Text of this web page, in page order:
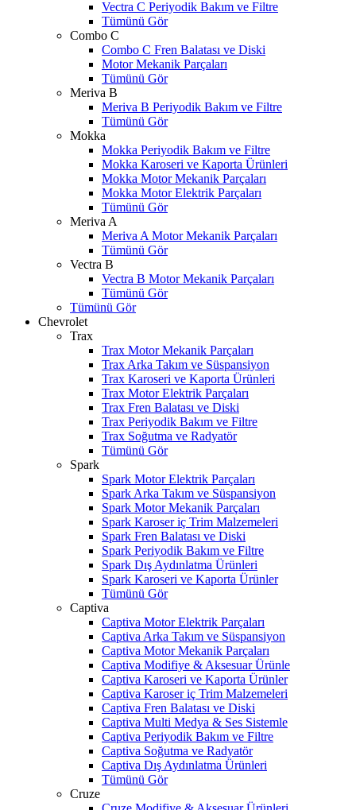
Vectra C Periyodik Bakım ve Filtre
Tümünü Gör
Combo C
Combo C Fren Balatası ve Diski
Motor Mekanik Parçaları
Tümünü Gör
Meriva B
Meriva B Periyodik Bakım ve Filtre
Tümünü Gör
Mokka
Mokka Periyodik Bakım ve Filtre
Mokka Karoseri ve Kaporta Ürünleri
Mokka Motor Mekanik Parçaları
Mokka Motor Elektrik Parçaları
Tümünü Gör
Meriva A
Meriva A Motor Mekanik Parçaları
Tümünü Gör
Vectra B
Vectra B Motor Mekanik Parçaları
Tümünü Gör
Tümünü Gör
Chevrolet
Trax
Trax Motor Mekanik Parçaları
Trax Arka Takım ve Süspansiyon
Trax Karoseri ve Kaporta Ürünleri
Trax Motor Elektrik Parçaları
Trax Fren Balatası ve Diski
Trax Periyodik Bakım ve Filtre
Trax Soğutma ve Radyatör
Tümünü Gör
Spark
Spark Motor Elektrik Parçaları
Spark Arka Takım ve Süspansiyon
Spark Motor Mekanik Parçaları
Spark Karoser iç Trim Malzemeleri
Spark Fren Balatası ve Diski
Spark Periyodik Bakım ve Filtre
Spark Dış Aydınlatma Ürünleri
Spark Karoseri ve Kaporta Ürünler
Tümünü Gör
Captiva
Captiva Motor Elektrik Parçaları
Captiva Arka Takım ve Süspansiyon
Captiva Motor Mekanik Parçaları
Captiva Modifiye & Aksesuar Ürünle
Captiva Karoseri ve Kaporta Ürünler
Captiva Karoser iç Trim Malzemeleri
Captiva Fren Balatası ve Diski
Captiva Multi Medya & Ses Sistemle
Captiva Periyodik Bakım ve Filtre
Captiva Soğutma ve Radyatör
Captiva Dış Aydınlatma Ürünleri
Tümünü Gör
Cruze